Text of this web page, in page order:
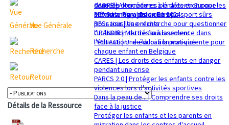
sexuelle
Mémorandum politique 2024
dans les procédures pénales en Europe
360 Safe Play | Des clubs de sport sûrs
pour tous les enfants
GRANDIR | Mettre fin à la violence dans
l’éducation : de la loi à la pratique
CADRE | Alternatives à la détention pour les
enfants migrants en Europe
RESsaisir | Une recherche pour questionner
l'utilisation du déssaisissement
PREFACE | Une éducation non-violente pour
chaque enfant en Belgique
CARES | Les droits des enfants en danger
pendant une crise
PARCS 2.0 | Protéger les enfants contre les
violences lors d’activités sportives
Dans la peau de... | Comprendre ses droits
face à la justice
Protéger les enfants et les parents en
Vue Générale
Recherche
Retour
Détails de la Ressource